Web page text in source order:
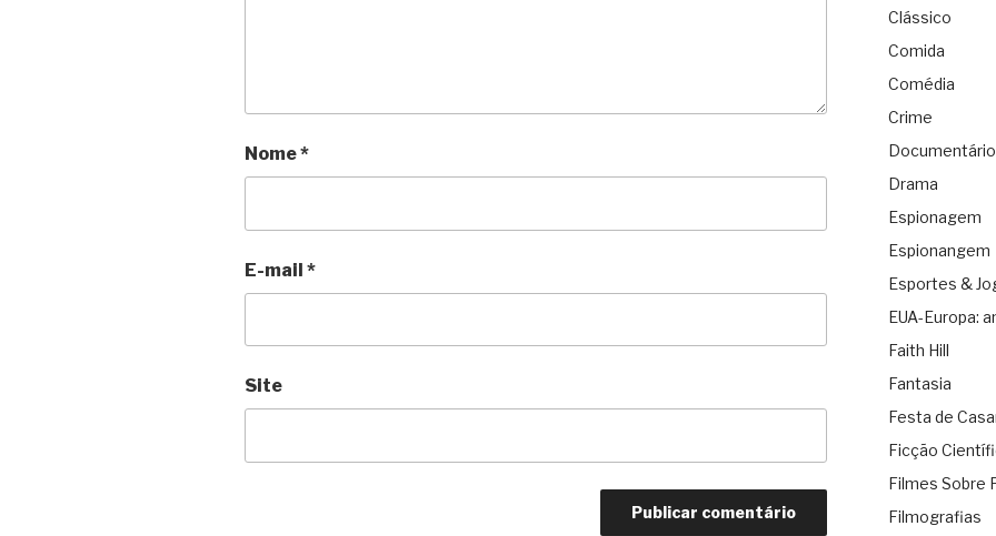
Nome*
E-mail *
Site
Clássico
Comida
Comédia
Crime
Documentário
Drama
Espionagem
Espionangem
Esportes &
EUA-Europa:
Faith Hill
Fantasia
Festa de
Ficção
Filmes Sobre
Filmografias